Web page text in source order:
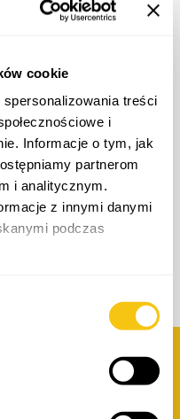
cookie
treści
i
Informacje o tym, jak
partnerom
i analitycznym.
z innymi danymi
podczas